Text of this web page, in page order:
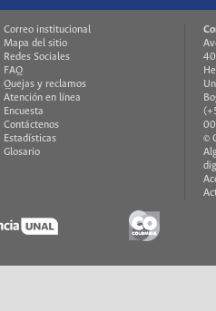
Correo institucional
Mapa del sitio
Redes Sociales
FAQ
Quejas y reclamos
Atención en línea
Encuesta
Contáctenos
Estadísticas
Glosario
©